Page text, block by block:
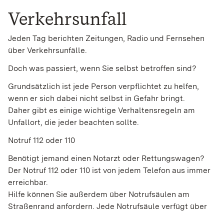
Verkehrsunfall
Jeden Tag berichten Zeitungen, Radio und Fernsehen
über Verkehrsunfälle.
Doch was passiert, wenn Sie selbst betroffen sind?
Grundsätzlich ist jede Person verpflichtet zu helfen,
wenn er sich dabei nicht selbst in Gefahr bringt.
Daher gibt es einige wichtige Verhaltensregeln am
Unfallort, die jeder beachten sollte.
Notruf 112 oder 110
Benötigt jemand einen Notarzt oder Rettungswagen?
Der Notruf 112 oder 110 ist von jedem Telefon aus immer
erreichbar.
Hilfe können Sie außerdem über Notrufsäulen am
Straßenrand anfordern. Jede Notrufsäule verfügt über